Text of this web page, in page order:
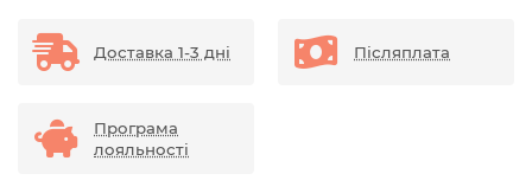
Доставка 1-3 дні Післяплата
Програма
лояльності